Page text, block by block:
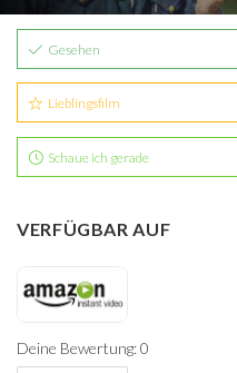
Gesehen
Lieblingsfilm
Schaue ich gerade
VERFÜGBAR AUF
Deine Bewertung: 0